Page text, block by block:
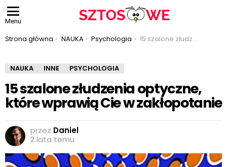
Menu
Jesteś tutaj:
Strona główna NAUKA Psychologia 15 szalone złudzenia optyczne, które wprawią Cie w zakłopotanie
NAUKA INNE PSYCHOLOGIA
15 szalone złudzenia optyczne,
które wprawią Cie w zakłopotanie
przez Daniel
2 lata temu